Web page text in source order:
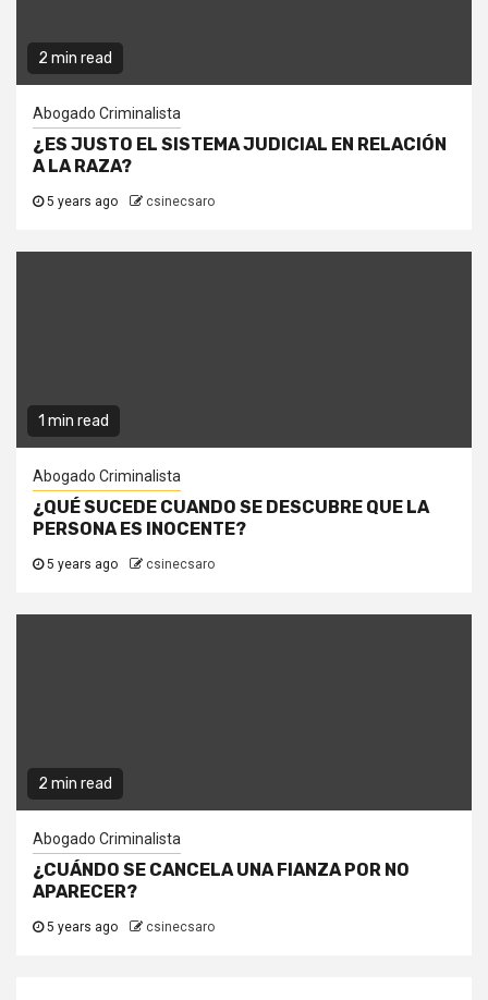
2 min read
Abogado Criminalista
¿ES JUSTO EL SISTEMA JUDICIAL EN RELACIÓN
A LA RAZA?
5 years ago csinecsaro
1 min read
Abogado Criminalista
¿QUÉ SUCEDE CUANDO SE DESCUBRE QUE LA
PERSONA ES INOCENTE?
5 years ago csinecsaro
2 min read
Abogado Criminalista
¿CUÁNDO SE CANCELA UNA FIANZA POR NO
APARECER?
5 years ago csinecsaro